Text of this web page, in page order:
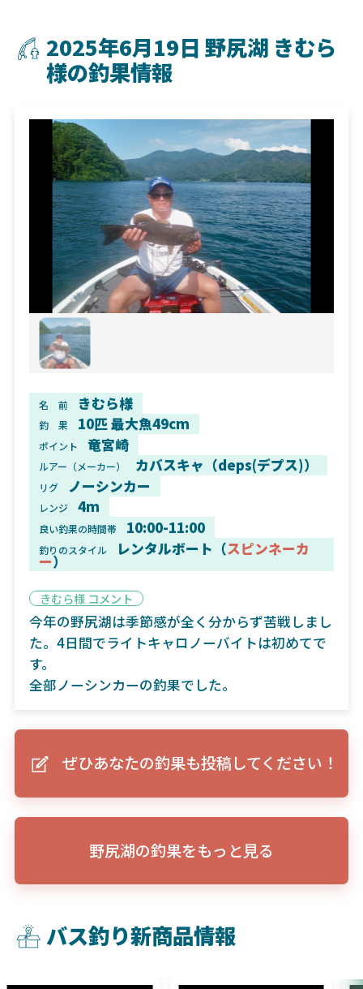
2025年6月19日 野尻湖 きむら
様の釣果情報
名 前 きむら様
釣 果 10匹 最大魚49cm
ポイント 竜宮崎
ルアー（メーカー） カバスキャ（deps(デプス)）
リグ ノーシンカー
レンジ 4m
良い釣果の時間帯 10:00-11:00
釣りのスタイル レンタルボート（スピンネーカ
ー）
きむら様 コメント
今年の野尻湖は季節感が全く分からず苦戦しまし
た。4日間でライトキャロノーバイトは初めてで
す。
全部ノーシンカーの釣果でした。
ぜひあなたの釣果も投稿してください！
野尻湖の釣果をもっと見る
バス釣り新商品情報